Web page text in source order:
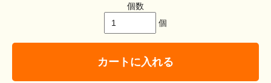
個数
個
カートに入れる